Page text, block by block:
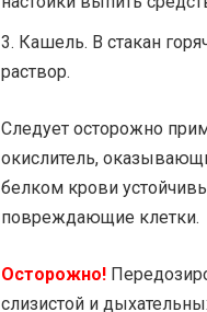
Кашель. В стакан
раствор.
Следует осторожно
окислитель,
белком крови
повреждающие клетки.
Осторожно!
слизистой и